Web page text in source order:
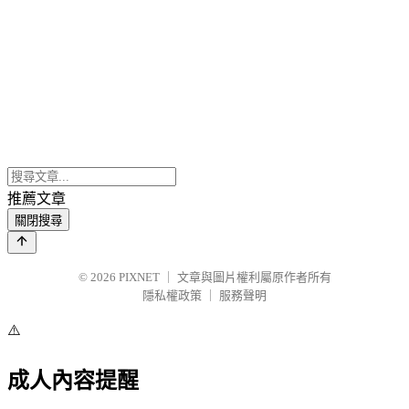
推薦文章
關閉搜尋
© 2026 PIXNET
文章與圖片權利屬原作者所有
隱私權政策
服務聲明
⚠️
成人內容提醒